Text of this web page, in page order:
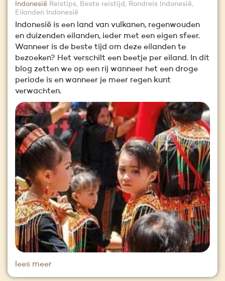
Indonesië Reistips, Beste reistijd, Rondreis Indonesië,
Eilanden Indonesië
Indonesië is een land van vulkanen, regenwouden
en duizenden eilanden, ieder met een eigen sfeer.
Wanneer is de beste tijd om deze eilanden te
bezoeken? Het verschilt een beetje per eiland. In dit
blog zetten we op een rij wanneer het een droge
periode is en wanneer je meer regen kunt
verwachten.
lees meer